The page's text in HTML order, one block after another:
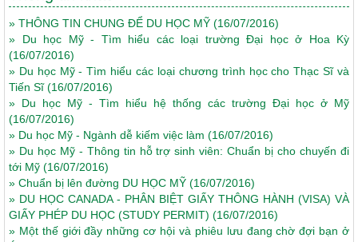
» THÔNG TIN CHUNG ĐỂ DU HỌC MỸ (16/07/2016)
» Du học Mỹ - Tìm hiểu các loại trường Đại học ở Hoa Kỳ
(16/07/2016)
» Du học Mỹ - Tìm hiểu các loại chương trình học cho Thạc Sĩ và
Tiến Sĩ (16/07/2016)
» Du học Mỹ - Tìm hiểu hệ thống các trường Đại học ở Mỹ
(16/07/2016)
» Du học Mỹ - Ngành dễ kiếm việc làm (16/07/2016)
» Du học Mỹ - Thông tin hỗ trợ sinh viên: Chuẩn bị cho chuyến đi
tới Mỹ (16/07/2016)
» Chuẩn bị lên đường DU HỌC MỸ (16/07/2016)
» DU HỌC CANADA - PHÂN BIỆT GIẤY THÔNG HÀNH (VISA) VÀ
GIẤY PHÉP DU HỌC (STUDY PERMIT) (16/07/2016)
» Một thế giới đầy những cơ hội và phiêu lưu đang chờ đợi bạn ở